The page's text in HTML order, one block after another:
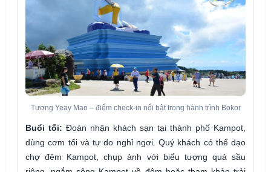
Tượng Yeay Mao – điểm check-in nổi bật trong hành trình Bokor
Buổi tối: Đoàn nhận khách sạn tại thành phố Kampot,
dùng cơm tối và tự do nghỉ ngơi. Quý khách có thể dạo
chợ đêm Kampot, chụp ảnh với biểu tượng quả sầu